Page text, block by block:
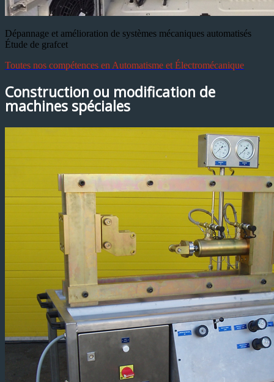
Dépannage et amélioration de systèmes mécaniques automatisés
Étude de grafcet
Toutes nos compétences en Automatisme et Électromécanique
Construction ou modification de
machines spéciales